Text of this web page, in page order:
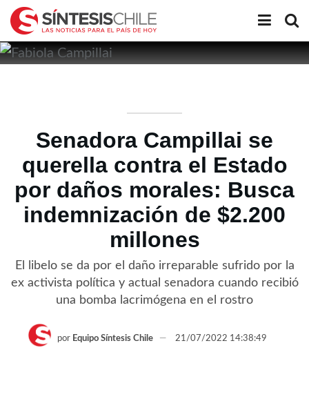
Senadora Campillai se
querella contra el Estado
por daños morales: Busca
indemnización de $2.200
millones
El libelo se da por el daño irreparable sufrido por la
ex activista política y actual senadora cuando recibió
una bomba lacrimógena en el rostro
por Equipo Síntesis Chile 21/07/2022 14:38:49